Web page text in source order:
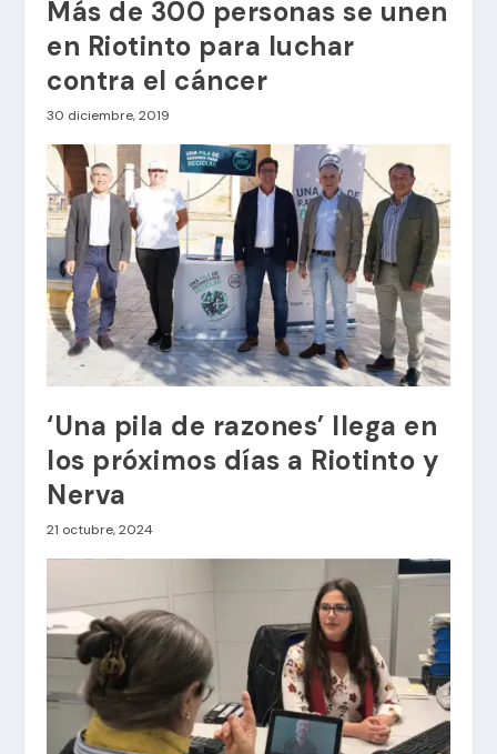
Más de 300 personas se unen
en Riotinto para luchar
contra el cáncer
30 diciembre, 2019
‘Una pila de razones’ llega en
los próximos días a Riotinto y
Nerva
21 octubre, 2024